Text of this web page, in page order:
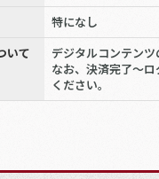
特になし
いて
デジタルコンテン
なお、決済完了〜ロ
ください。